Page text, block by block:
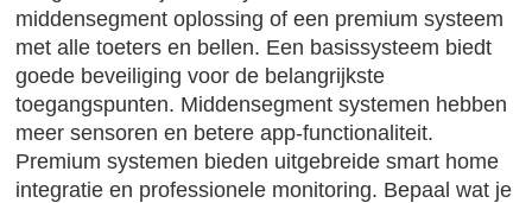
middensegment oplossing of een premium systeem
met alle toeters en bellen. Een basissysteem biedt
goede beveiliging voor de belangrijkste
toegangspunten. Middensegment systemen hebben
meer sensoren en betere app-functionaliteit.
Premium systemen bieden uitgebreide smart home
integratie en professionele monitoring. Bepaal wat je